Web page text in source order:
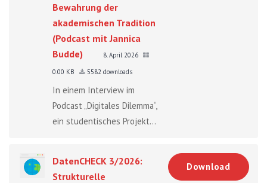
Bewahrung der
akademischen Tradition
(Podcast mit Jannica
Budde)
8. April 2026
0.00 KB
5582 downloads
In einem Interview im
Podcast „Digitales Dilemma“,
ein studentisches Projekt...
DatenCHECK 3/2026:
Strukturelle
Download